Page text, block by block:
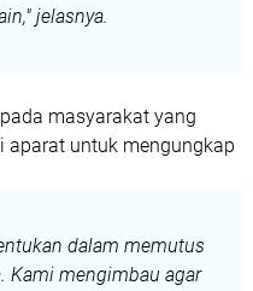
jelasnya.
masyarakat yang
aparat untuk mengungkap
dalam memutus
Kami mengimbau agar